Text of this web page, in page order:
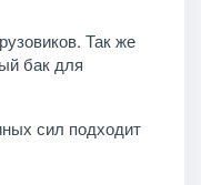
Так же
бак для
сил подходит